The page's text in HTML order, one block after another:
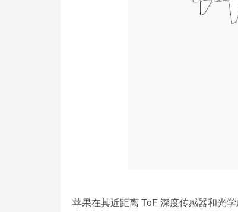
苹果在其近距离 ToF 深度传感器和光